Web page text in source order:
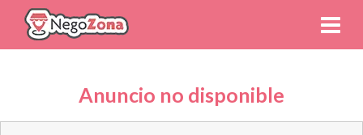
Anuncio no disponible